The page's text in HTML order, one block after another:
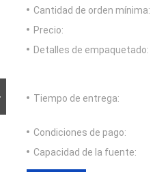
Cantidad de orden mínima:
Precio:
Detalles de empaquetado:
Tiempo de entrega:
Condiciones de pago:
Capacidad de la fuente: